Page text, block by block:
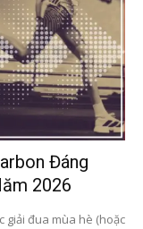
Đáng
2026
giải đua mùa hè (hoặc